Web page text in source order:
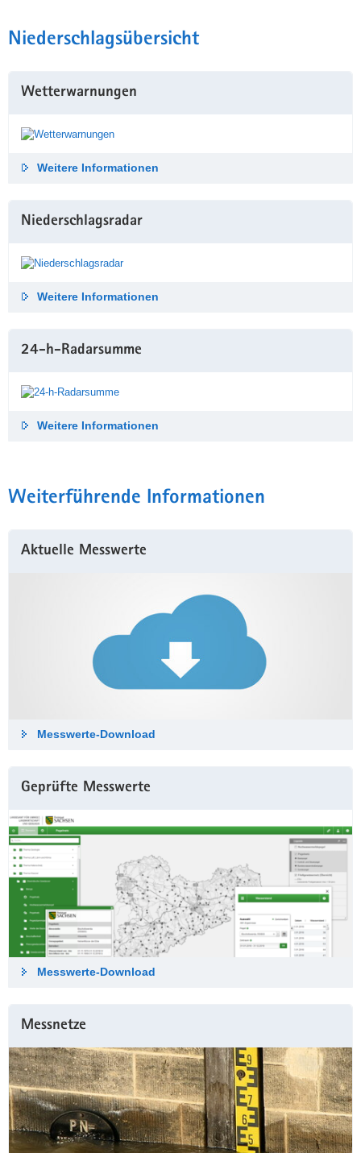
Niederschlags­übersicht
Wetterwarnungen
Weitere Informationen
Niederschlags­radar
Weitere Informationen
24-h-Radar­summe
Weitere Informationen
Weiterführende Informationen
Aktuelle Messwerte
Messwerte-Down­load
Geprüfte Messwerte
Messwerte-Down­load
Messnetze